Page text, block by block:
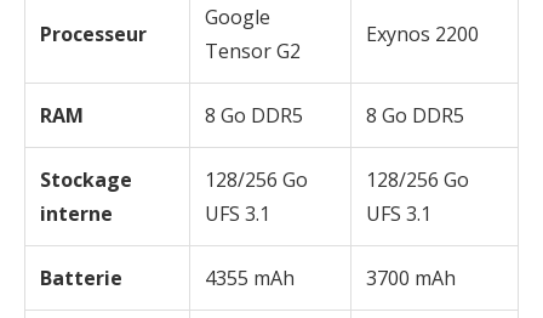
Processeur
Google
Tensor G2
Exynos 2200
RAM 8 Go DDR5 8 Go DDR5
Stockage
interne
128/256 Go
UFS 3.1
128/256 Go
UFS 3.1
Batterie 4355 mAh 3700 mAh